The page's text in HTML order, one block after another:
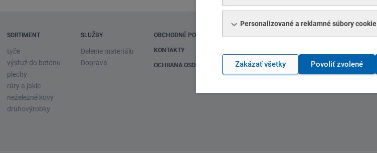
SORTIMENT
tyče
výstuž do betónu
plechy
rúry a jakle
neželezné kovy
druhovýrobky
SLUŽBY
Delenie materiálu
Doprava
OBCHODNÉ PODMIENKY
KONTAKTY
OCHRANA OSOBNÝCH ÚDAJOV
Personalizované a reklamné súbory cookie
Zakázať všetky Povoliť zvolené